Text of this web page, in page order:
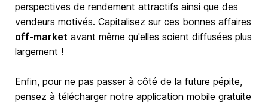
perspectives de rendement attractifs ainsi que des
vendeurs motivés. Capitalisez sur ces bonnes affaires
off-market avant même qu'elles soient diffusées plus
largement !
Enfin, pour ne pas passer à côté de la future pépite,
pensez à télécharger notre application mobile gratuite